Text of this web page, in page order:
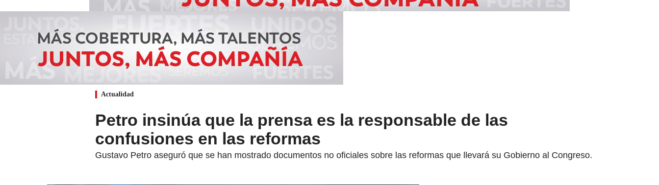
Actualidad
Petro insinúa que la prensa es la responsable de las
confusiones en las reformas
Gustavo Petro aseguró que se han mostrado documentos no oficiales sobre las reformas que llevará su Gobierno al Congreso.